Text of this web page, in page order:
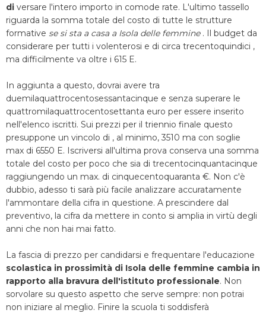
di versare l'intero importo in comode rate. L'ultimo tassello
riguarda la somma totale del costo di tutte le strutture
formative se si sta a casa a Isola delle femmine . Il budget da
considerare per tutti i volenterosi e di circa trecentoquindici ,
ma difficilmente va oltre i 615 E.
In aggiunta a questo, dovrai avere tra
duemilaquattrocentosessantacinque e senza superare le
quattromilaquattrocentosettanta euro per essere inserito
nell'elenco iscritti. Sui prezzi per il triennio finale questo
presuppone un vincolo di , al minimo, 3510 ma con soglie
max di 6550 E. Iscriversi all'ultima prova conserva una somma
totale del costo per poco che sia di trecentocinquantacinque
raggiungendo un max. di cinquecentoquaranta €. Non c'è
dubbio, adesso ti sarà più facile analizzare accuratamente
l'ammontare della cifra in questione. A prescindere dal
preventivo, la cifra da mettere in conto si amplia in virtù degli
anni che non hai mai fatto.
La fascia di prezzo per candidarsi e frequentare l'educazione
scolastica in prossimità di Isola delle femmine cambia in
rapporto alla bravura dell'istituto professionale. Non
sorvolare su questo aspetto che serve sempre: non potrai
non iniziare al meglio. Finire la scuola ti soddisferà